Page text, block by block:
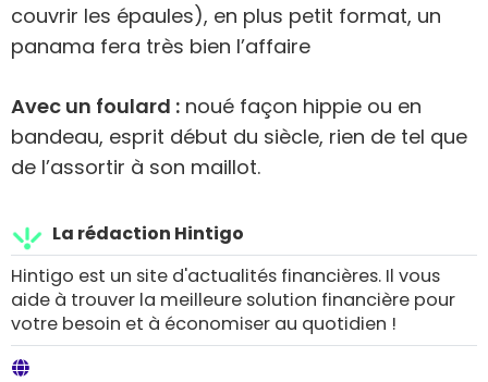
couvrir les épaules), en plus petit format, un
panama fera très bien l’affaire
Avec un foulard : noué façon hippie ou en
bandeau, esprit début du siècle, rien de tel que
de l’assortir à son maillot.
La rédaction Hintigo
Hintigo est un site d'actualités financières. Il vous
aide à trouver la meilleure solution financière pour
votre besoin et à économiser au quotidien !